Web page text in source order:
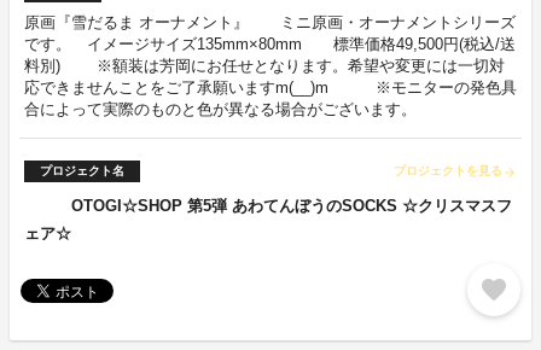
原画『雪だるま オーナメント』 ミニ原画・オーナメントシリーズ
です。 イメージサイズ135mm×80mm 標準価格49,500円(税込/送
料別) ※額装は芳岡にお任せとなります。希望や変更には一切対
応できませんことをご了承願いますm(__)m ※モニターの発色具
合によって実際のものと色が異なる場合がございます。
プロジェクト名 プロジェクトを見る arrow_forward
OTOGI☆SHOP 第5弾 あわてんぼうのSOCKS ☆クリスマスフ
ェア☆
favorite